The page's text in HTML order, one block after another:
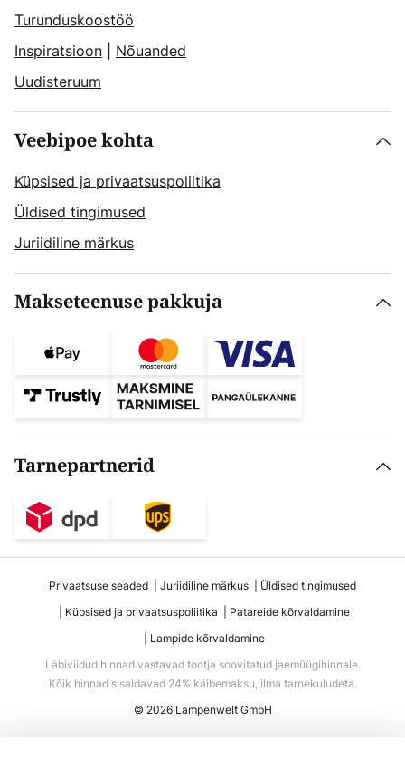
Turunduskoostöö
Inspiratsioon
Nõuanded
Uudisteruum
Veebipoe kohta
Küpsised ja privaatsuspoliitika
Üldised tingimused
Juriidiline märkus
Makseteenuse pakkuja
Tarnepartnerid
Privaatsuse seaded Juriidiline märkus
Üldised tingimused
Küpsised ja privaatsuspoliitika
Patareide kõrvaldamine
Lampide kõrvaldamine
Läbiviidud hinnad vastavad tootja soovitatud jaemüügihinnale.
Kõik hinnad sisaldavad 24% käibemaksu, ilma tarnekuludeta.
© 2026 Lampenwelt GmbH